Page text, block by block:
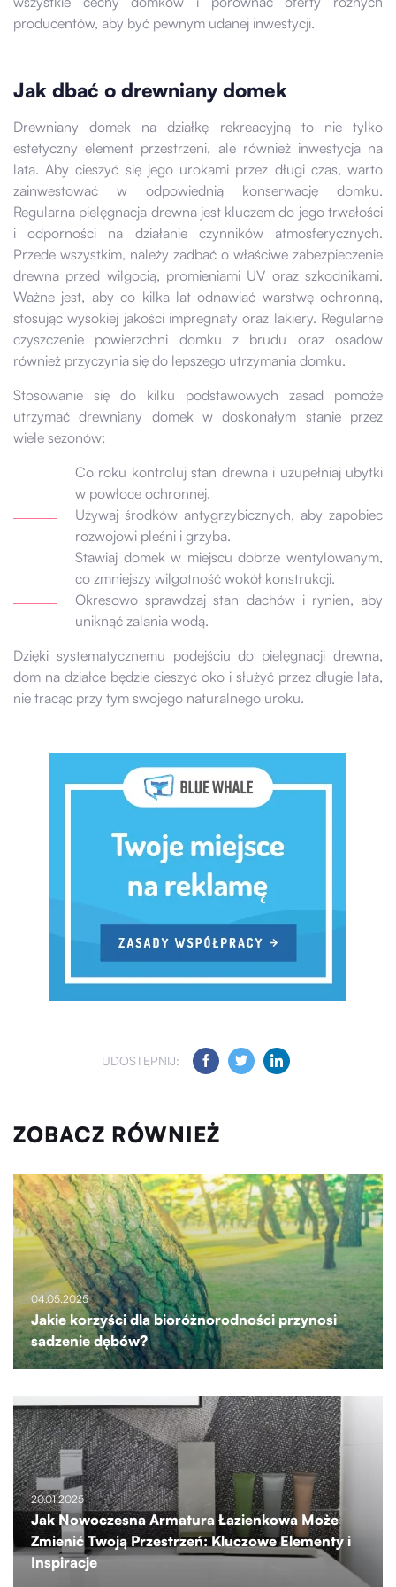
producentów, aby być pewnym udanej inwestycji.
Jak dbać o drewniany domek
Drewniany domek na działkę rekreacyjną to nie tylko
estetyczny element przestrzeni, ale również inwestycja na
lata. Aby cieszyć się jego urokami przez długi czas, warto
zainwestować w odpowiednią konserwację domku.
Regularna pielęgnacja drewna jest kluczem do jego trwałości
i odporności na działanie czynników atmosferycznych.
Przede wszystkim, należy zadbać o właściwe zabezpieczenie
drewna przed wilgocią, promieniami UV oraz szkodnikami.
Ważne jest, aby co kilka lat odnawiać warstwę ochronną,
stosując wysokiej jakości impregnaty oraz lakiery. Regularne
czyszczenie powierzchni domku z brudu oraz osadów
również przyczynia się do lepszego utrzymania domku.
Stosowanie się do kilku podstawowych zasad pomoże
utrzymać drewniany domek w doskonałym stanie przez
wiele sezonów:
Co roku kontroluj stan drewna i uzupełniaj ubytki
w powłoce ochronnej.
Używaj środków antygrzybicznych, aby zapobiec
rozwojowi pleśni i grzyba.
Stawiaj domek w miejscu dobrze wentylowanym,
co zmniejszy wilgotność wokół konstrukcji.
Okresowo sprawdzaj stan dachów i rynien, aby
uniknąć zalania wodą.
Dzięki systematycznemu podejściu do pielęgnacji drewna,
dom na działce będzie cieszyć oko i służyć przez długie lata,
nie tracąc przy tym swojego naturalnego uroku.
UDOSTĘPNIJ:
ZOBACZ RÓWNIEŻ
04.05.2025
Jakie korzyści dla bioróżnorodności przynosi
sadzenie dębów?
20.01.2025
Jak Nowoczesna Armatura Łazienkowa Może
Zmienić Twoją Przestrzeń: Kluczowe Elementy i
Inspiracje